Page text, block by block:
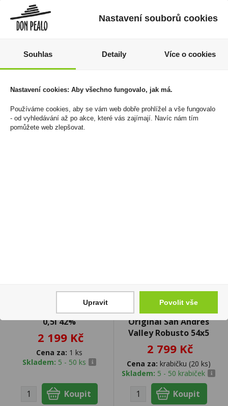
Prosecco Mionetto Rosé
219 Kč
Cena za:
Jubilejná Slivka 0,7l 35%
249 Kč
Cena za:1 ks
Unhiq XO Unique Malt
0,5l 42%
2 199 Kč
Cena za: 1 ks
Skladem: 5 - 50 ks
Doutníky Te Amo The
Original San Andrés
Valley Robusto 54x5
2 799 Kč
Cena za: krabičku (20 ks)
Skladem: 5 - 50 krabiček
Nastavení souborů cookies
Souhlas Detaily Více o cookies
Nastavení cookies: Aby všechno fungovalo, jak má.
Používáme cookies, aby se vám web dobře prohlížel a vše fungovalo
- od vyhledávání až po akce, které vás zajímají. Navíc nám tím
pomůžete web zlepšovat.
Upravit Povolit vše